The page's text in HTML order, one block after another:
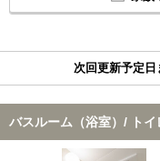
次回更新予定日
バスルーム（浴室）/ トイ